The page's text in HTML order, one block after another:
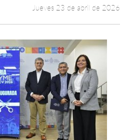
Jueves 23 de abril de 2026